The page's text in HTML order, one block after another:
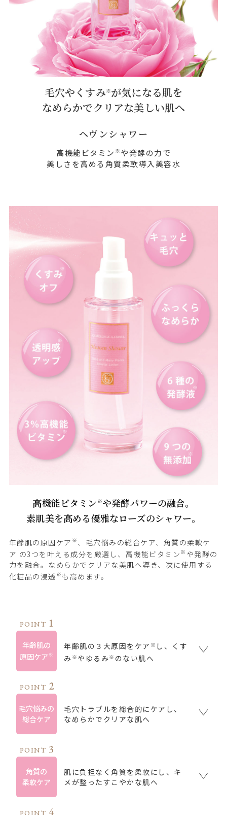
毛穴やくすみ※が気になる肌を
なめらかでクリアな美しい肌へ
ヘヴンシャワー
高機能ビタミン ※ や発酵の力で
美しさを高める角質柔軟導入美容水
高機能ビタミン ※や発酵パワーの融合。
素肌美を高める優雅なローズのシャワー。
年齢肌の原因ケア ※ 、毛穴悩みの総合ケア、角質の柔軟ケ
ア の3つを叶える成分を厳選し、高機能ビタミン ※ や発酵の
力を融合。なめらかでクリアな美肌へ導き、次に使用する
化粧品の浸透 ※ も高めます。
POINT 1
年齢肌の
原因ケア※
年齢肌の３大原因をケア ※ し、くす
み ※ やゆるみ※ のない肌へ
POINT 2
毛穴悩みの
総合ケア
毛穴トラブルを総合的にケアし、
なめらかでクリアな肌へ
POINT 3
角質の
柔軟ケア
肌に負担なく角質を柔軟にし、キ
メが整ったすこやかな肌へ
POINT 4